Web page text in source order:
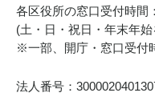
各区役所の窓口受付時間
(土・日・祝日・年末年
※一部、開庁・窓口受付
法人番号：